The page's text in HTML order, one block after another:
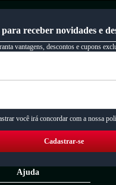
receber novidades e
vantagens, descontos e cupons
você irá concordar com a nossa
Cadastrar-se
Ajuda